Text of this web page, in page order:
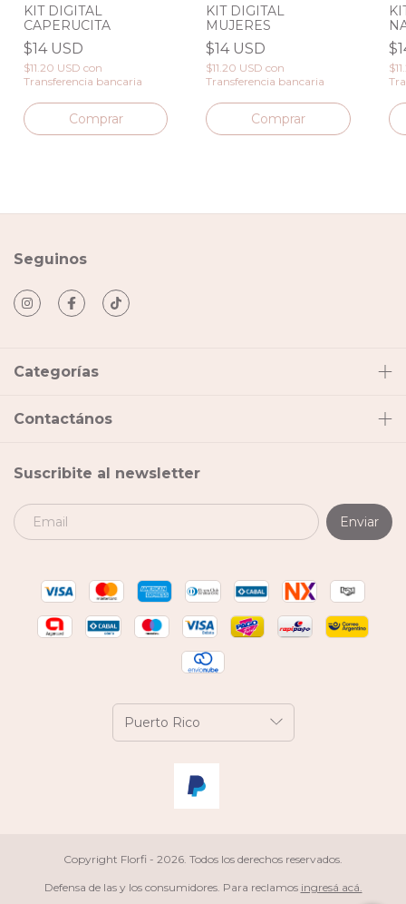
KIT DIGITAL
CAPERUCITA
$14 USD
$11.20 USD con
Transferencia bancaria
KIT DIGITAL
MUJERES
$14 USD
$11.20 USDcon
Transferencia bancaria
Seguinos
Categorías
Contactános
Suscribite al newsletter
Copyright Florfi - 2026. Todos los derechos reservados.
Defensa de las y los consumidores. Para reclamos ingresá acá.